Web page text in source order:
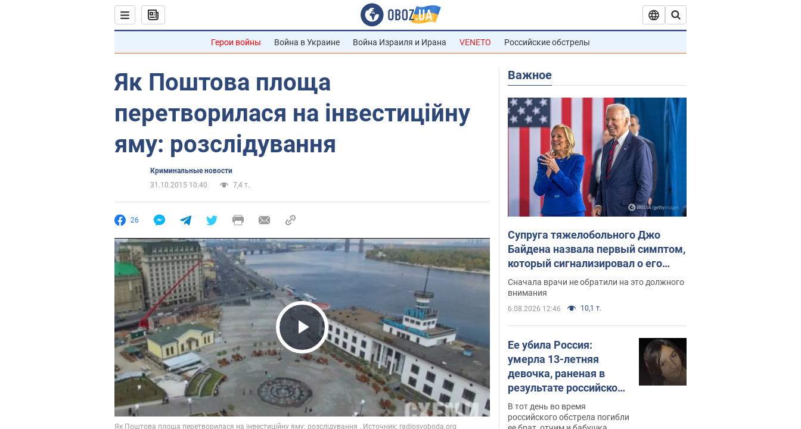
Герои войны Война в Украине Война Израиля и Ирана VENETO Российские обстрелы
Як Поштова площа
перетворилася на інвестиційну
яму: розслідування
Криминальные новости
31.10.2015 10:40
7,4 т.
26
Play Video
Важное
Супруга тяжелобольного Джо
Байдена назвала первый симптом,
который сигнализировал о его
"агрессивном" раке
Сначала врачи не обратили на это должного
внимания
6.08.2026 12:46 10,1 т.
Ее убила Россия:
умерла 13-летняя
девочка, раненая в
результате российской
атаки на Сумскую
область. Фото
В тот день во время
российского обстрела погибли